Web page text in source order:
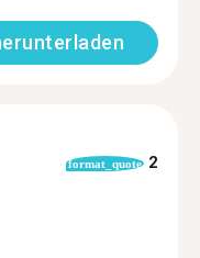
format_quote 2